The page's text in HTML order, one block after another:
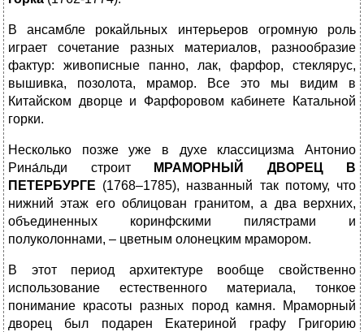
В ансамбле рокайльных интерьеров огромную роль
играет сочетание разных материалов, разнообразие
фактур: живописные панно, лак, фарфор, стеклярус,
вышивка, позолота, мрамор. Все это мы видим в
Китайском дворце и Фарфоровом кабинете Катальной
горки.
Несколько позже уже в духе классицизма Антонио
Рина́льди строит
МРАМОРНЫЙ ДВОРЕЦ В
ПЕТЕРБУРГЕ (1768–1785), названный так потому, что
нижний этаж его облицован гранитом, а два верхних,
объединенных коринфскими пилястрами и
полуколоннами, – цветным олонецким мрамором.
В этот период архитектуре вообще свойственно
использование естественного материала, тонкое
понимание красоты разных пород камня. Мраморный
дворец был подарен Екатериной графу Григорию